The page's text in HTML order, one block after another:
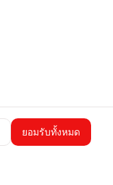
ยอมรับทั้งหมด